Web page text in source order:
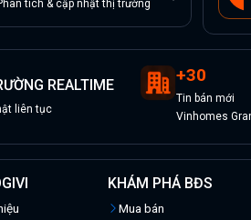
tích & cập nhật thị trường
REALTIME
liên tục
+30
Tin bán mới
Vinhomes
KHÁM PHÁ BĐS
Mua bán